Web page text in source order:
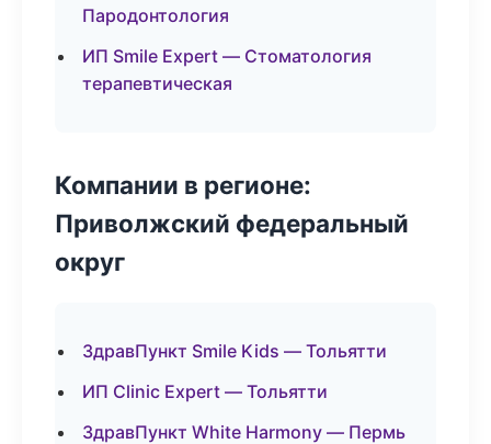
Пародонтология
ИП Smile Expert — Стоматология
терапевтическая
Компании в регионе:
Приволжский федеральный
округ
ЗдравПункт Smile Kids — Тольятти
ИП Clinic Expert — Тольятти
ЗдравПункт White Harmony — Пермь